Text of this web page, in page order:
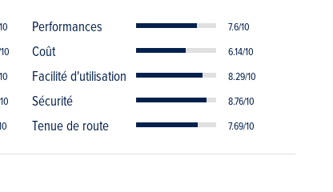
Performances 7.6/10
Coût 6.14/10
Facilité d'utilisation 8.29/10
Sécurité 8.76/10
Tenue de route 7.69/10